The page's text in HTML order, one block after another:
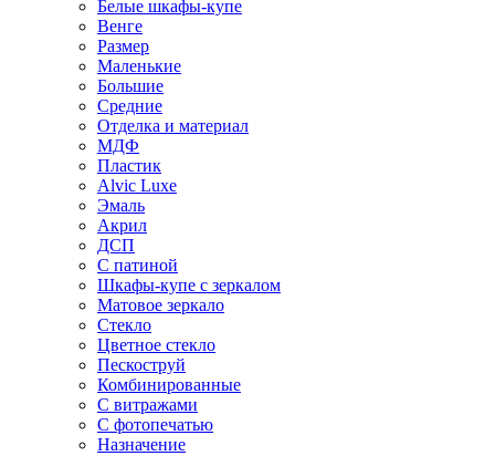
Белые шкафы-купе
Венге
Размер
Маленькие
Большие
Средние
Отделка и материал
МДФ
Пластик
Alvic Luxe
Эмаль
Акрил
ДСП
С патиной
Шкафы-купе с зеркалом
Матовое зеркало
Стекло
Цветное стекло
Пескоструй
Комбинированные
С витражами
С фотопечатью
Назначение